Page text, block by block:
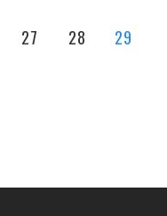
27 28 29